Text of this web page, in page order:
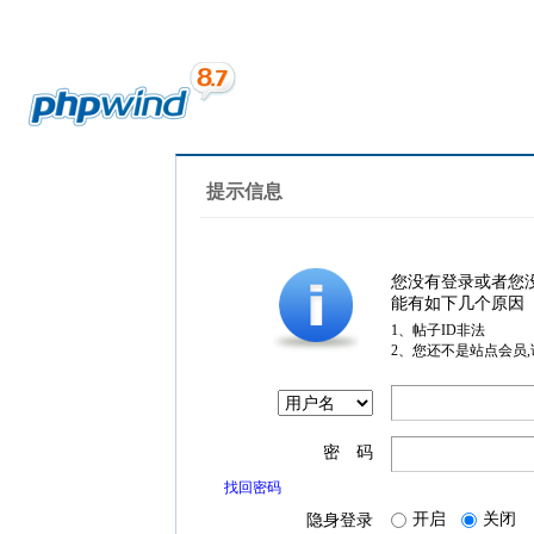
提示信息
您没有登录或者您
能有如下几个原因
1、帖子ID非法
2、您还不是站点会员
密 码
找回密码
隐身登录 开启 关闭